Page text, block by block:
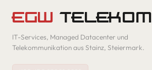
EGW TELEKOM
IT-Services, Managed Datacenter und
Telekommunikation aus Stainz, Steiermark.